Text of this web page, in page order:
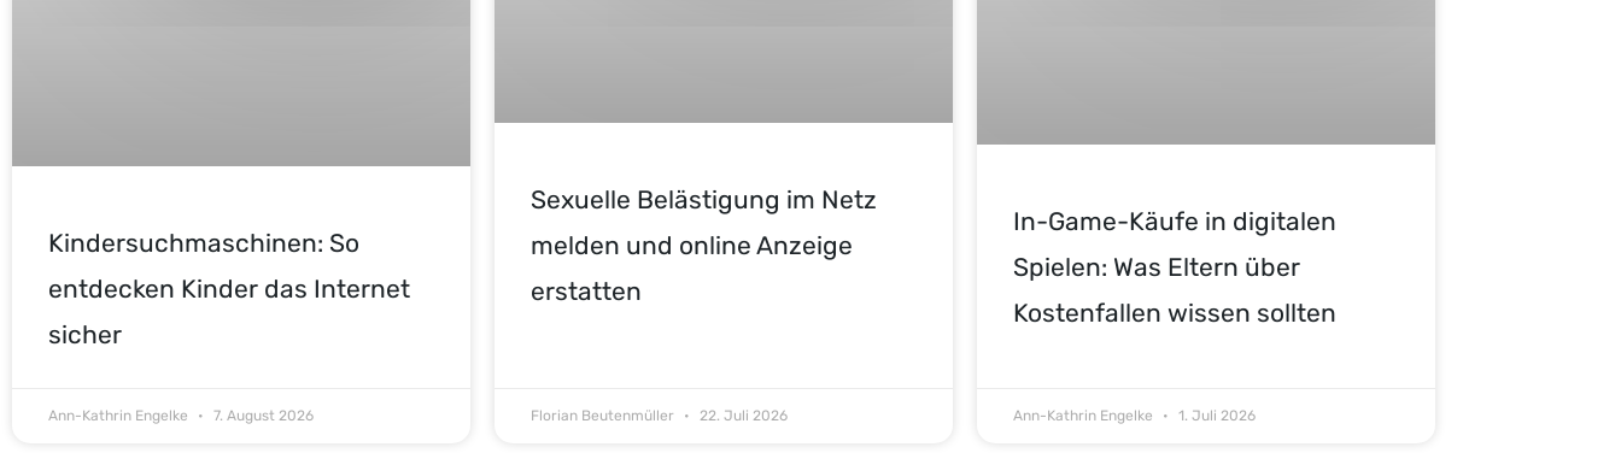
Kindersuchmaschinen: So
entdecken Kinder das Internet
sicher
Ann-Kathrin Engelke 7. August 2026
Sexuelle Belästigung im Netz
melden und online Anzeige
erstatten
Florian Beutenmüller 22. Juli 2026
In-Game-Käufe in digitalen
Spielen: Was Eltern über
Kostenfallen wissen sollten
Ann-Kathrin Engelke 1. Juli 2026